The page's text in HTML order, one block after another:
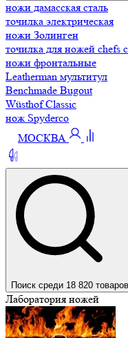
ножи дамасская сталь
точилка электрическая
ножи Золинген
точилка для ножей chefs
ножи фронтальные
Leatherman мультитул
Benchmade Bugout
Wüsthof Classic
нож Spyderco
МОСКВА
Поиск среди 18 820 товаров
Лаборатория ножей